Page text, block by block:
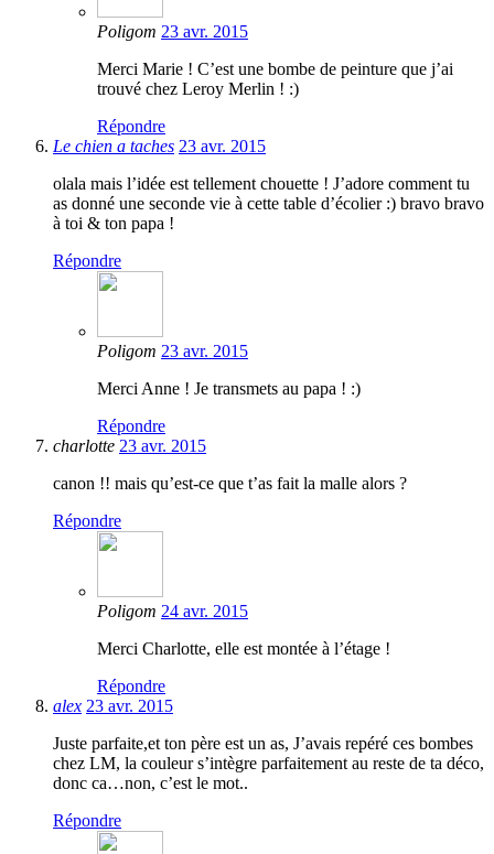
Poligom 23 avr. 2015
Merci Marie ! C’est une bombe de peinture que j’ai
trouvé chez Leroy Merlin ! :)
Répondre
Le chien a taches 23 avr. 2015
olala mais l’idée est tellement chouette ! J’adore comment tu
as donné une seconde vie à cette table d’écolier :) bravo bravo
à toi & ton papa !
Répondre
Poligom 23 avr. 2015
Merci Anne ! Je transmets au papa ! :)
Répondre
charlotte 23 avr. 2015
canon !! mais qu’est-ce que t’as fait la malle alors ?
Répondre
Poligom 24 avr. 2015
Merci Charlotte, elle est montée à l’étage !
Répondre
alex 23 avr. 2015
Juste parfaite,et ton père est un as, J’avais repéré ces bombes
chez LM, la couleur s’intègre parfaitement au reste de ta déco,
donc ca…non, c’est le mot..
Répondre